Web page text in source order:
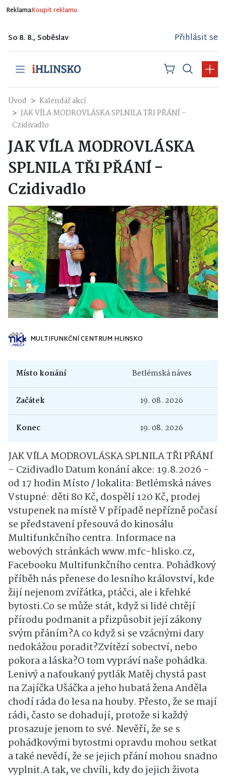
ReklamaKoupit reklamu
So 8. 8., Soběslav Přihlásit se
Úvod
Kalendář akcí
JAK VÍLA MODROVLÁSKA SPLNILA TŘI PŘÁNÍ -
Czidivadlo
JAK VÍLA MODROVLÁSKA
SPLNILA TŘI PŘÁNÍ -
Czidivadlo
MULTIFUNKČNÍ CENTRUM HLINSKO
Místo konání Betlémská náves
Začátek 19. 08. 2026
Konec 19. 08. 2026
JAK VÍLA MODROVLÁSKA SPLNILA TŘI PŘÁNÍ
- Czidivadlo Datum konání akce: 19.8.2026 -
od 17 hodin Místo / lokalita: Betlémská náves
Vstupné: děti 80 Kč, dospělí 120 Kč, prodej
vstupenek na místě V případě nepřízně počasí
se představení přesouvá do kinosálu
Multifunkčního centra. Informace na
webových stránkách www.mfc-hlisko.cz,
Facebooku Multifunkčního centra. Pohádkový
příběh nás přenese do lesního království, kde
žijí nejenom zvířátka, ptáčci, ale i křehké
bytosti.Co se může stát, když si lidé chtějí
přírodu podmanit a přizpůsobit její zákony
svým přáním?A co když si se vzácnými dary
nedokážou poradit?Zvítězí sobectví, nebo
pokora a láska?O tom vypráví naše pohádka.
Lenivý a nafoukaný pytlák Matěj chystá past
na Zajíčka Ušáčka a jeho hubatá žena Anděla
chodí ráda do lesa na houby. Přesto, že se mají
rádi, často se dohadují, protože si každý
prosazuje jenom to své. Nevěří, že se s
pohádkovými bytostmi opravdu mohou setkat
a také nevědí, že se jejich přání mohou snadno
vyplnit.A tak, ve chvíli, kdy do jejich života